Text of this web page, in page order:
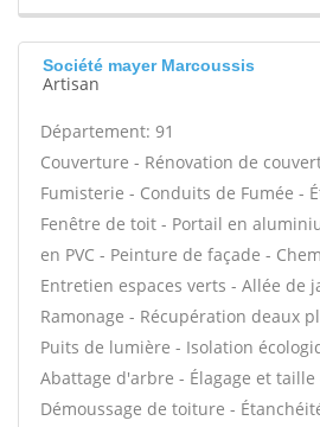
Société mayer Marcoussis
Artisan
Département: 91
Couverture - Rénovation de
Fumisterie - Conduits de Fumée -
Fenêtre de toit - Portail en
en PVC - Peinture de façade -
Entretien espaces verts - Allée de
Ramonage - Récupération deaux
Puits de lumière - Isolation
Abattage d'arbre - Élagage et taille
Démoussage de toiture -